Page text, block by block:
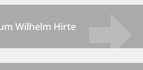
Wilhelm Hirte